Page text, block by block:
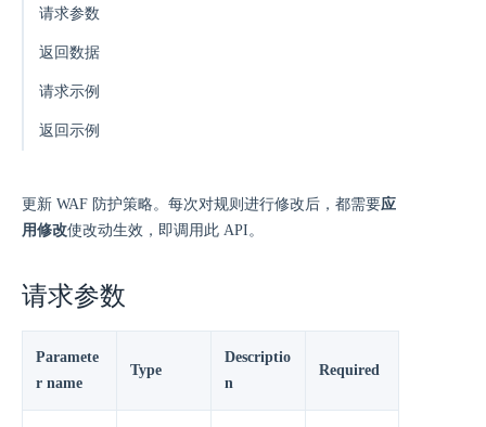
请求参数
返回数据
请求示例
返回示例
更新 WAF 防护策略。每次对规则进行修改后，都需要应
用修改使改动生效，即调用此 API。
请求参数
Paramete
r name
Type
Descriptio
n
Required